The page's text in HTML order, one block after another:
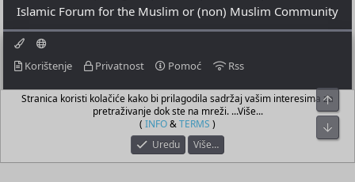
Islamic Forum for the Muslim or (non) Muslim Community
Korištenje Privatnost Pomoć Rss
© 2023 - 07-08-2026
© Islamic Community Platform ®
Stranica koristi kolačiće kako bi prilagodila sadržaj vašim interesima za
pretraživanje dok ste na mreži. ...Više...
( INFO&TERMS )
Uredu
Više…
Top